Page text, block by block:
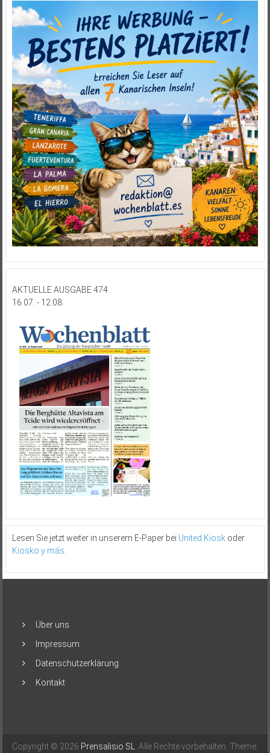
AKTUELLE AUSGABE 474
16.07. - 12.08.
Lesen Sie jetzt weiter in unserem E-Paper bei United Kioskoder
Kiosko y más
Über uns
Impressum
Datenschutzerklärung
Kontakt
Copyright © 2026 Prensalisio SL . Alle Rechte vorbehalten. Theme: